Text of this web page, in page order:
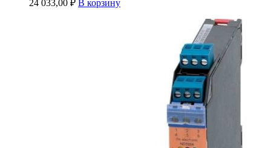
24 033,00 ₽ В корзину